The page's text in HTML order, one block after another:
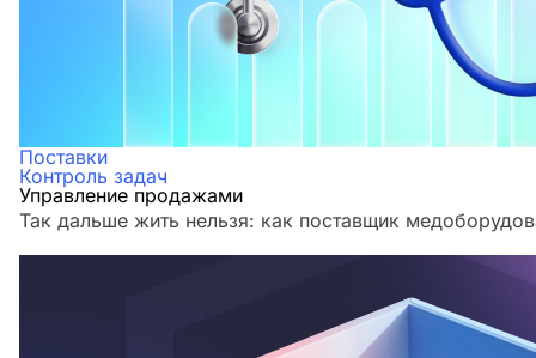
Поставки
Контроль задач
Управление продажами
Так дальше жить нельзя: как поставщик